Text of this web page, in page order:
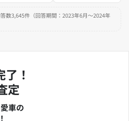
数3,645件（回答期間：2023年6月～2024年
！
定
車の